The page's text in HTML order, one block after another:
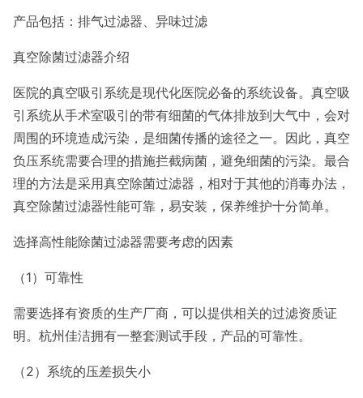
产品包括：排气过滤器、异味过滤
真空除菌过滤器介绍
医院的真空吸引系统是现代化医院必备的系统设备。真空吸
引系统从手术室吸引的带有细菌的气体排放到大气中，会对
周围的环境造成污染，是细菌传播的途径之一。因此，真空
负压系统需要合理的措施拦截病菌，避免细菌的污染。最合
理的方法是采用真空除菌过滤器，相对于其他的消毒办法，
真空除菌过滤器性能可靠，易安装，保养维护十分简单。
选择高性能除菌过滤器需要考虑的因素
（1）可靠性
需要选择有资质的生产厂商，可以提供相关的过滤资质证
明。杭州佳洁拥有一整套测试手段，产品的可靠性。
（2）系统的压差损失小